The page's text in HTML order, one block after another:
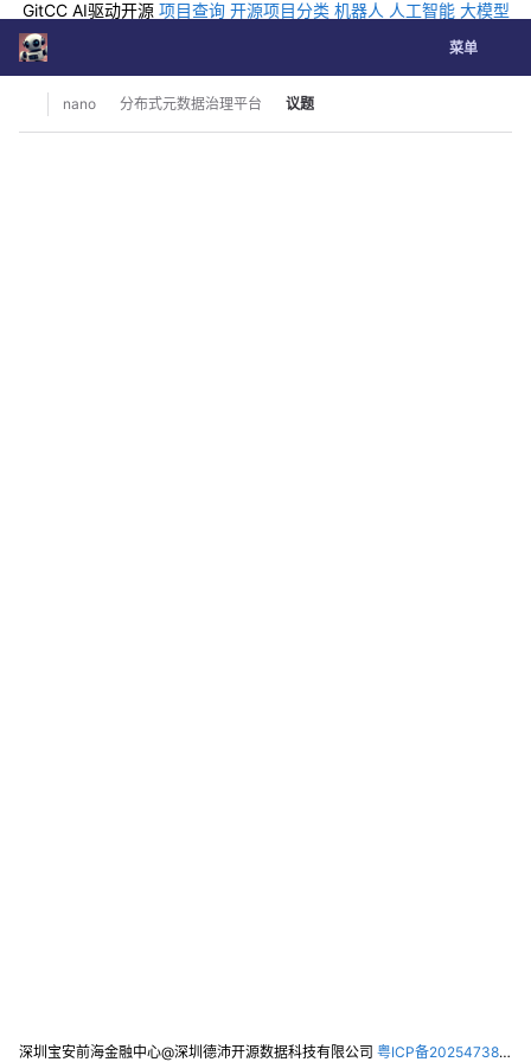
GitCC AI驱动开源 项目查询 开源项目分类 机器人 人工智能 大模型
排行
Skip to content
GitLab 切换导航
菜单
nano 分布式元数据治理平台 议题
深圳宝安前海金融中心@深圳德沛开源数据科技有限公司 粤ICP备2025473821号-2